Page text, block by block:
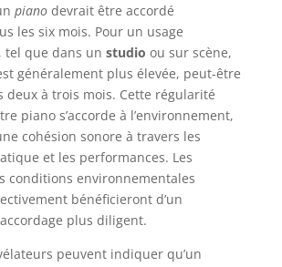
pianodevrait être accordé
les six mois. Pour un usage
tel que dans un studio ou sur scène,
généralement plus élevée, peut-être
deux à trois mois. Cette régularité
piano s’accorde à l’environnement,
cohésion sonore à travers les
et les performances. Les
conditions environnementales
bénéficieront d’un
plus diligent.
peuvent indiquer qu’un